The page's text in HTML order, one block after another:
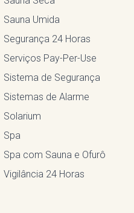
Sauna Umida
Segurança 24 Horas
Serviços Pay-Per-Use
Sistema de Segurança
Sistemas de Alarme
Solarium
Spa
Spa com Sauna e Ofurô
Vigilância 24 Horas